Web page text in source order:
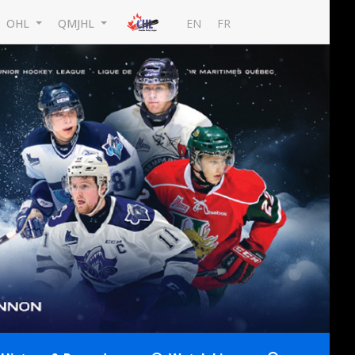
OHL QMJHL EN FR